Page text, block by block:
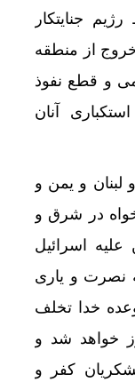
جنایتکار
از منطقه
و قطع نفوذ
آنان
و یمن و
خواه در شرق و
اسرائیل
نصرت و یاری
خدا تخلف
خواهد شد و
کفر و